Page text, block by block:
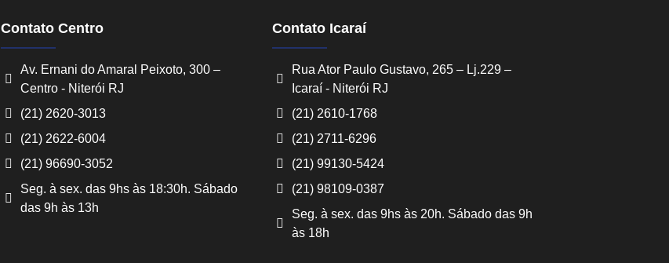
Contato Centro
Av. Ernani do Amaral Peixoto, 300 –
Centro - Niterói RJ
(21) 2620-3013
(21) 2622-6004
(21) 96690-3052
Seg. à sex. das 9hs às 18:30h. Sábado
das 9h às 13h
Contato Icaraí
Rua Ator Paulo Gustavo, 265 – Lj.229 –
Icaraí - Niterói RJ
(21) 2610-1768
(21) 2711-6296
(21) 99130-5424
(21) 98109-0387
Seg. à sex. das 9hs às 20h. Sábado das 9h
às 18h